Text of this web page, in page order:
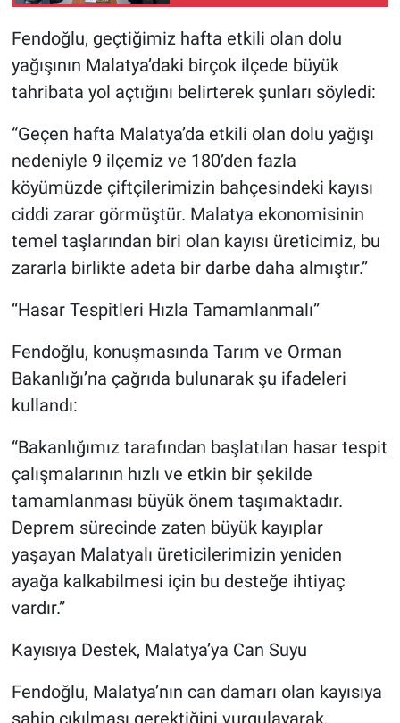
Fendoğlu, geçtiğimiz hafta etkili olan dolu
yağışının Malatya’daki birçok ilçede büyük
tahribata yol açtığını belirterek şunları söyledi:
“Geçen hafta Malatya’da etkili olan dolu yağışı
nedeniyle 9 ilçemiz ve 180’den fazla
köyümüzde çiftçilerimizin bahçesindeki kayısı
ciddi zarar görmüştür. Malatya ekonomisinin
temel taşlarından biri olan kayısı üreticimiz, bu
zararla birlikte adeta bir darbe daha almıştır.”
“Hasar Tespitleri Hızla Tamamlanmalı”
Fendoğlu, konuşmasında Tarım ve Orman
Bakanlığı’na çağrıda bulunarak şu ifadeleri
kullandı:
“Bakanlığımız tarafından başlatılan hasar tespit
çalışmalarının hızlı ve etkin bir şekilde
tamamlanması büyük önem taşımaktadır.
Deprem sürecinde zaten büyük kayıplar
yaşayan Malatyalı üreticilerimizin yeniden
ayağa kalkabilmesi için bu desteğe ihtiyaç
vardır.”
Kayısıya Destek, Malatya’ya Can Suyu
Fendoğlu, Malatya’nın can damarı olan kayısıya
sahip çıkılması gerektiğini vurgulayarak,